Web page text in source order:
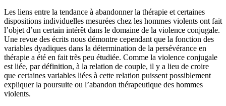
Les liens entre la tendance à abandonner la thérapie et certaines
dispositions individuelles mesurées chez les hommes violents ont fait
l’objet d’un certain intérêt dans le domaine de la violence conjugale.
Une revue des écrits nous démontre cependant que la fonction des
variables dyadiques dans la détermination de la persévérance en
thérapie a été en fait très peu étudiée. Comme la violence conjugale
est liée, par définition, à la relation de couple, il y a lieu de croire
que certaines variables liées à cette relation puissent possiblement
expliquer la poursuite ou l’abandon thérapeutique des hommes
violents.